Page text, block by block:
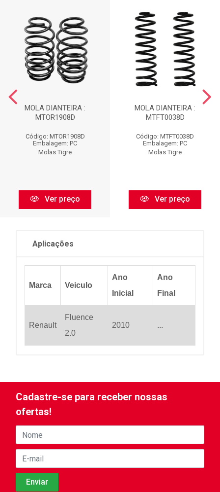
MOLA DIANTEIRA :
MTOR1908D
Código: MTOR1908D
Embalagem: PC
Molas Tigre
Ver preço
MOLA DIANTEIRA :
MTFT0038D
Código: MTFT0038D
Embalagem: PC
Molas Tigre
Ver preço
Aplicações
Marca Veiculo
Ano
Inicial
Ano
Final
Renault
Fluence
2.0
2010 ...
Cadastre-se para receber nossas
ofertas!